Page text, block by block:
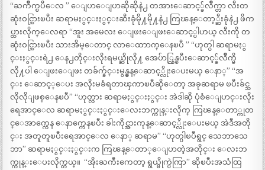
“‌ႀကိဳက္ၿပီေလ ” ေျပာေျပာဆိုဆိုနဲ႕ တအားေဆာင့္ခ်လိဳက္တာ လီးတ
ဆုံးဝင္သြားၿပီး ဆရာမႏွင္းႏွင္းဆီးခုံမို႔မို႔နဲ႕ ကြၽန္ေတာ့္ဆီးခုံနဲ႕ ဖိက
ပ္ထားလိုက္ေလရာ “‌အူး အမေလး ေျဖးေျဖးေဆာင့္ပါဟယ္ လီးကို တ
ဆုံးဝင္သြားၿပီး သားအိမ္ေတာင္ လာေထာာက္ေနၿပီ ” “‌ဟုတ္ပါ ဆရာမႏွ
င္းႏွင္းရဲ႕ ေန႕တိုင္းလိုးရမယ္ဆိုလို႔ အေပ်ာ္လြန္ၿပီးေဆာင့္ခ်လိဳက္မိ
လို႔ပါ ေျဖးေျဖး တခ်က္ခ်င္းမွန္မွန္ေဆာင့္လိုးေပးမယ္ ေနာ္” “‌အ
င္း ေဆာင့္ေပး အလိုးမခံရတာၾကာၿပီဆိုေတာ့ အခုဆရာမ ၿပီးခ်င္သ
လိုလိုျဖစ္ေနၿပီ” “‌ဟုတ္လား ဆရာမႏွင္းႏွင္း အဲဒါဆို ပုံစံေျပာင္းလိုး
ရေအာင္ေလ ဆရာမႏွင္းႏွင္းေလးဘက္ကုန္းလိုက္ ကြၽန္ေတာ္ကုတ
င္ေအာက္ကေန ေနာက္ကေနၿပီး ခါးကိုင္အားကုန္ေဆာင့္လိုးေပးမယ္ အဲဒီအတို
င္း အတူတူၿပီးရေအာင္ေလ ေနာ္ ဆရာမ” “‌ဟုတ္ပါၿပီရွင္ သေဘာသေ
ဘာ” ဆရာမႏွင္းႏွင္းက ကြၽန္ေတာ္ေျပာတဲ့အတိုင္း ေလးဘ
က္ကုန္းေပးလိုက္တယ္။ ‌ “အိုးႀကီးကေတာ့ ရွယ္မိုက္ပဲကြာ” ဆိုၿပီးအသံထြ